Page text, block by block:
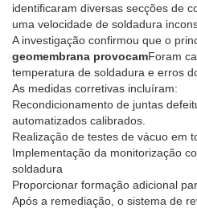
identificaram diversas secções de
uma velocidade de soldadura
A investigação confirmou que o
geomembrana provocamForam
temperatura de soldadura e erros
As medidas corretivas incluíram:
Recondicionamento de juntas
automatizados calibrados.
Realização de testes de vácuo em
Implementação da monitorização
soldadura
Proporcionar formação adicional
Após a remediação, o sistema de